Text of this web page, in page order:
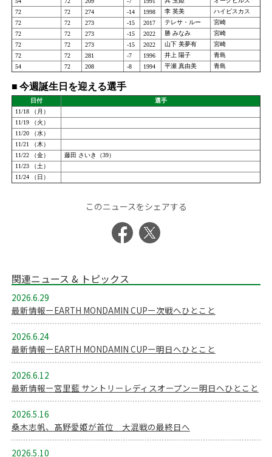
このニュースをシェアする
関連ニュース & トピックス
2026.6.29
最新情報ーEARTH MONDAMIN CUPー次戦へひとこと
2026.6.24
最新情報ーEARTH MONDAMIN CUPー明日へひとこと
2026.6.12
最新情報ー宮里藍 サントリーレディスオープンー明日へひとこと
2026.5.16
桑木志帆、髙野愛姫が首位 大混戦の最終日へ
2026.5.10